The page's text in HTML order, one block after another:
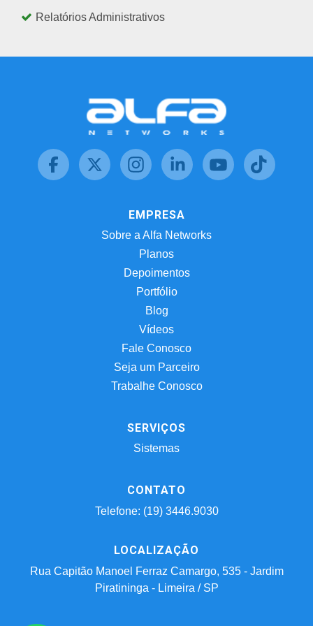
Relatórios Administrativos
EMPRESA
Sobre a Alfa Networks
Planos
Depoimentos
Portfólio
Blog
Vídeos
Fale Conosco
Seja um Parceiro
Trabalhe Conosco
SERVIÇOS
Sistemas
CONTATO
Telefone: (19) 3446.9030
LOCALIZAÇÃO
Rua Capitão Manoel Ferraz Camargo, 535 - Jardim
Piratininga - Limeira / SP